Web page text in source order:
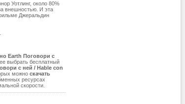
Уотлинг, около 80%
внешностью. И эта
Джеральдин
Earth Поговори с
выбрать бесплатный
с ней / Hable con
можно скачать
ресурсах
скорости.